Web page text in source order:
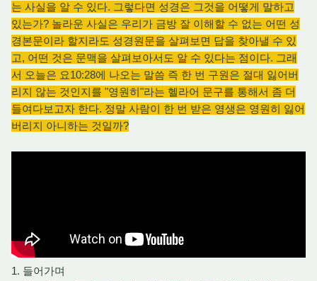
는 사실을 알 수 있다. 그렇다면 성경은 그것을 어떻게 말하고
있는가? 놀라운 사실은 우리가 금방 잘 이해할 수 없는 어떤 성
경본문이라 할지라도 성경원문을 살펴보면 답을 찾아낼 수 있
고, 어떤 것은 문맥을 살펴보아서도 알 수 있다는 점이다. 그래
서 오늘은 요10:28에 나오는 말씀 즉 한 번 구원은 절대 잃어버
리지 않는 것인지를 "영원히"라는 헬라어 문구를 통해서 좀 더
들여다보고자 한다. 정말 사람이 한 번 받은 영생은 영원히 잃어
버리지 아니하는 것일까?
1. 들어가며